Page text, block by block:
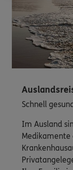
Schnell
Im Ausland
Medikamente